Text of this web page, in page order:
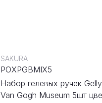
Набор гелевых ручек
Van Gogh Museum 5шт
SAKURA
POXPGBMIX5